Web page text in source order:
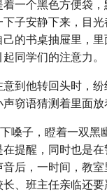
一个黑色方便袋
子安静下来，目
的书桌抽屉里，
同学们的注意力。
到他转回头时，
窃语猜测着里面放
嗓子，瞪着一双黑
提醒，同时也是
后，一时间，教
、班主任亲临还要